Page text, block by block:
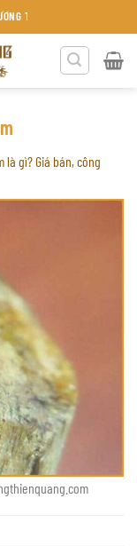
QUANG KHÁNH HÒA
là gì? Giá bán, công